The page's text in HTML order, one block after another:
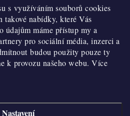
s využíváním souborů cookies
takové nabídky, které Vás
údajům máme přístup my a
pro sociální média, inzerci a
budou použity pouze ty
k provozu našeho webu. Více
Nastavení